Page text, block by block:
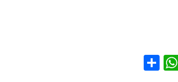
Facebook
WhatsApp